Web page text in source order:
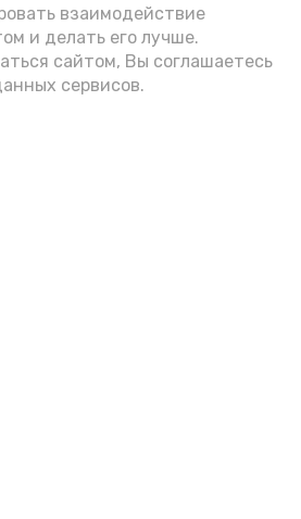
взаимодействие
и делать его лучше.
сайтом, Вы соглашаетесь
сервисов.